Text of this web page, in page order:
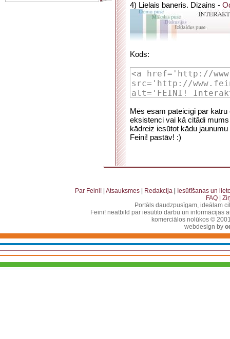
4) Lielais baneris. Dizains -
Kods:
Mēs esam pateicīgi par
eksistenci vai kā citādi
kādreiz iesūtot kādu
Feini! pastāv! :)
Par Feini! Atsauksmes Redakcija
Iesūtīšanas un
FAQ
Portāls daudzpusīgam, ideālam
Feini! neatbild par iesūtīto darbu un informācijas
komerciālos nolūkos ©
webdesign by